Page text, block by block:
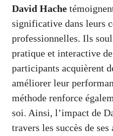
David Hache
significative dans leurs
professionnelles. Ils
pratique et interactive de
participants acquièrent
améliorer leur
méthode renforce
soi. Ainsi, l’impact de
travers les succès de ses